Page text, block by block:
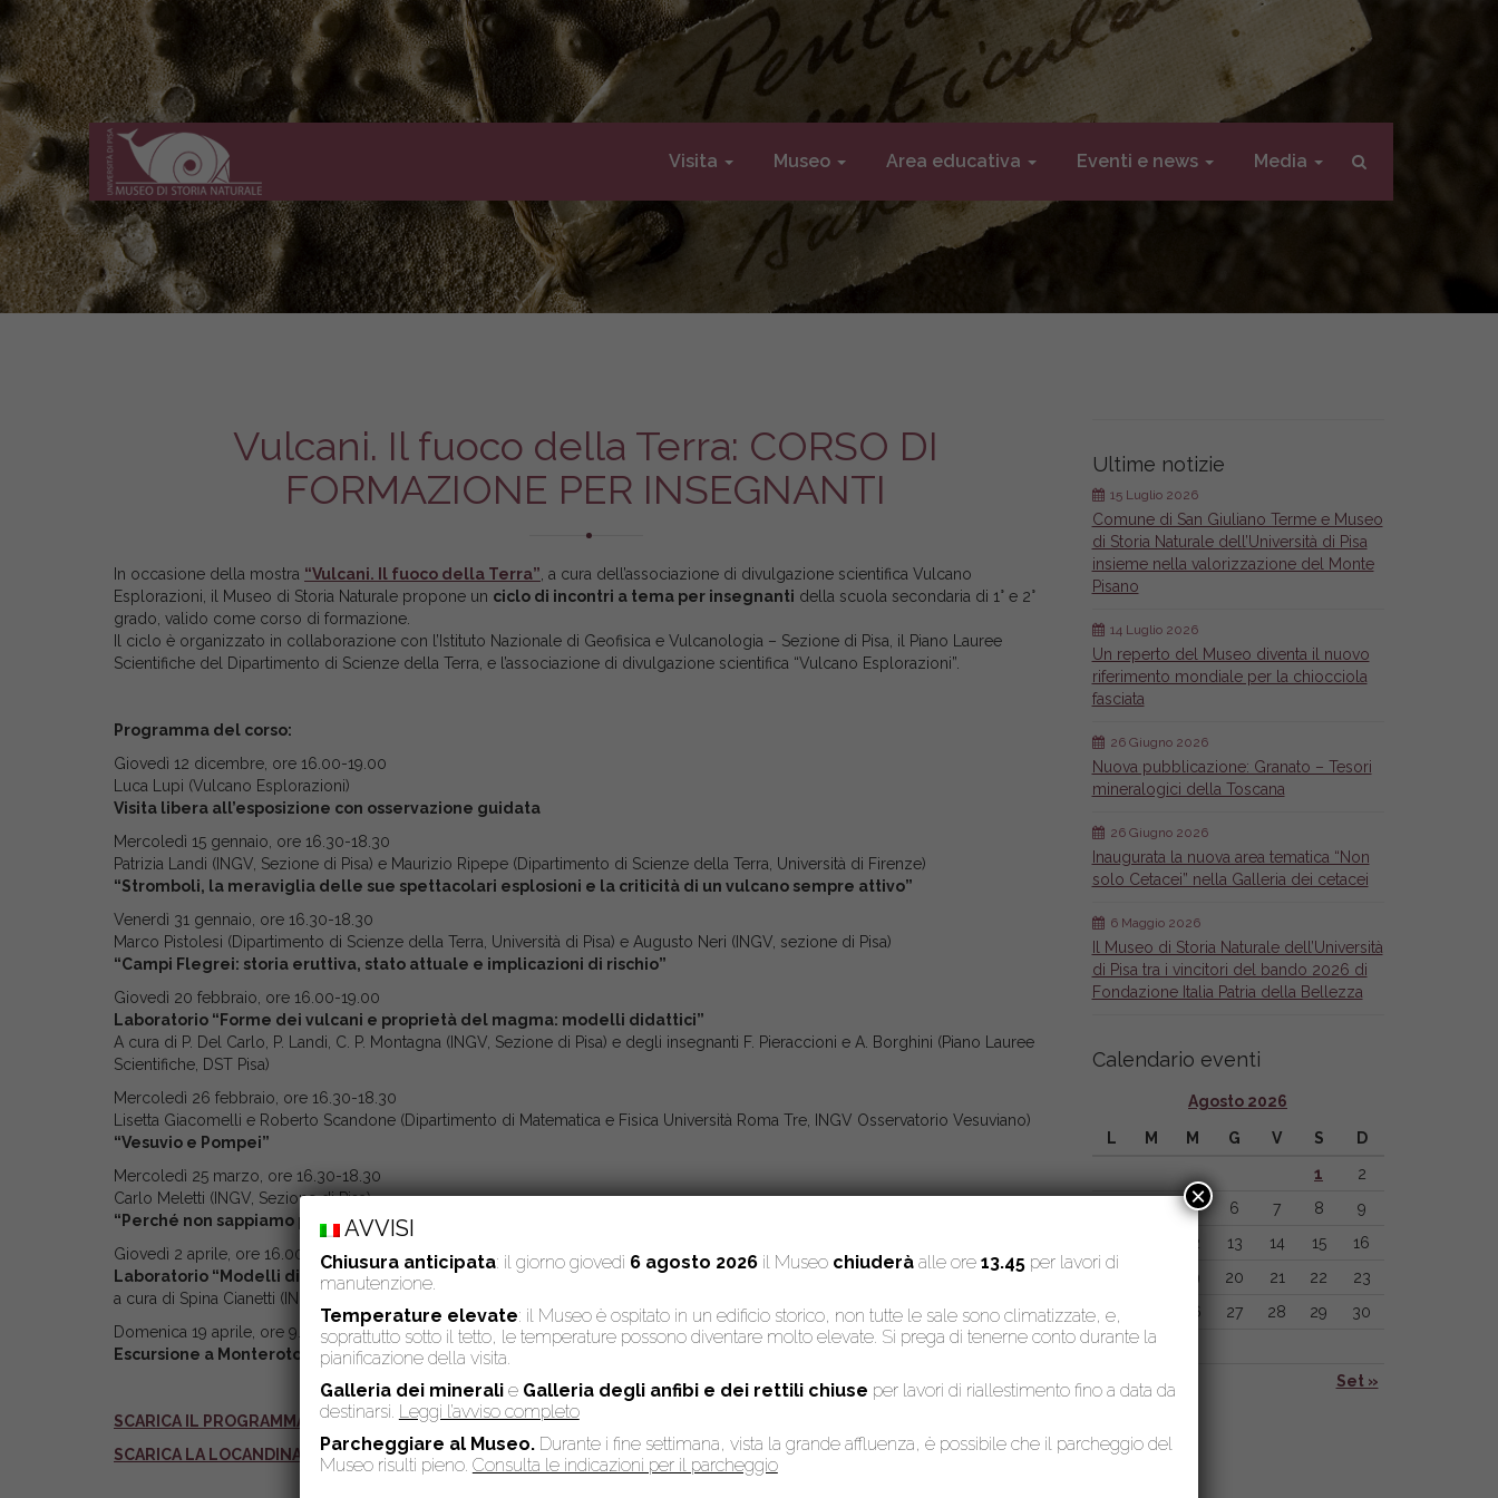
Museo
di
Storia
Naturale
dell'Università
di
Visita Museo Area educativa Eventi e news Media
Vulcani. Il fuoco della Terra: CORSO DI
FORMAZIONE PER INSEGNANTI
In occasione della mostra “Vulcani. Il fuoco della Terra” , a cura dell’associazione di divulgazione scientifica Vulcano
Esplorazioni, il Museo di Storia Naturale propone un ciclo di incontri a tema per insegnanti della scuola secondaria di 1° e 2°
grado, valido come corso di formazione.
Il ciclo è organizzato in collaborazione con l’Istituto Nazionale di Geofisica e Vulcanologia – Sezione di Pisa, il Piano Lauree
Scientifiche del Dipartimento di Scienze della Terra, e l’associazione di divulgazione scientifica “Vulcano Esplorazioni”.
Programma del corso:
Giovedì 12 dicembre, ore 16.00-19.00
Luca Lupi (Vulcano Esplorazioni)
Visita libera all’esposizione con osservazione guidata
Mercoledì 15 gennaio, ore 16.30-18.30
Patrizia Landi (INGV, Sezione di Pisa) e Maurizio Ripepe (Dipartimento di Scienze della Terra, Università di Firenze)
“Stromboli, la meraviglia delle sue spettacolari esplosioni e la criticità di un vulcano sempre attivo”
Venerdì 31 gennaio, ore 16.30-18.30
Marco Pistolesi (Dipartimento di Scienze della Terra, Università di Pisa) e Augusto Neri (INGV, sezione di Pisa)
“Campi Flegrei: storia eruttiva, stato attuale e implicazioni di rischio”
Giovedì 20 febbraio, ore 16.00-19.00
Laboratorio “Forme dei vulcani e proprietà del magma: modelli didattici”
A cura di P. Del Carlo, P. Landi, C. P. Montagna (INGV, Sezione di Pisa) e degli insegnanti F. Pieraccioni e A. Borghini (Piano Lauree
Scientifiche, DST Pisa)
Mercoledì 26 febbraio, ore 16.30-18.30
Lisetta Giacomelli e Roberto Scandone (Dipartimento di Matematica e Fisica Università Roma Tre, INGV Osservatorio Vesuviano)
“Vesuvio e Pompei”
Mercoledì 25 marzo, ore 16.30-18.30
Carlo Meletti (INGV, Sezione di Pisa)
“Perché non sappiamo prevedere i terremoti?”
Giovedì 2 aprile, ore 16.00-19.00
Laboratorio “Modelli didattici per capire i terremoti”
a cura di Spina Cianetti (INGV, Sezione di Pisa)
Domenica 19 aprile, ore 9.00-17.00
Escursione a Monterotondo Marittimo, Parco delle Biancane
SCARICA IL PROGRAMMA COMPLETO DEL CORSO
SCARICA LA LOCANDINA DEL CORSO
Ultime notizie
Comune di San Giuliano Terme e Museo
di Storia Naturale dell’Università di Pisa
insieme nella valorizzazione del Monte
Pisano
15 Luglio 2026
Un reperto del Museo diventa il nuovo
riferimento mondiale per la chiocciola
fasciata
14 Luglio 2026
Nuova pubblicazione: Granato – Tesori
mineralogici della Toscana
26 Giugno 2026
Inaugurata la nuova area tematica “Non
solo Cetacei” nella Galleria dei cetacei
26 Giugno 2026
Il Museo di Storia Naturale dell’Università
di Pisa tra i vincitori del bando 2026 di
Fondazione Italia Patria della Bellezza
6 Maggio 2026
Calendario eventi
Agosto 2026
L M M G V S D
« Lug Set »
1
2
5 6 7 8
9
12 13 14 15
16
19 20 21 22
23
24
26 27 28 29
30
31
AVVISI
Chiusura anticipata: il giorno giovedì 6 agosto 2026il Museo chiuderàalle ore13.45per lavori di
manutenzione.
Temperature elevate: il Museo è ospitato in un edificio storico, non tutte le sale sono climatizzate, e,
soprattutto sotto il tetto, le temperature possono diventare molto elevate. Si prega di tenerne conto durante la
pianificazione della visita.
Galleria dei mineralie Galleria degli anfibi e dei rettili chiuse per lavori di riallestimento fino a data da
destinarsi. Leggi l’avviso completo
Parcheggiare al Museo.Durante i fine settimana, vista la grande affluenza, è possibile che il parcheggio del
Museo risulti pieno. Consulta le indicazioni per il parcheggio
×